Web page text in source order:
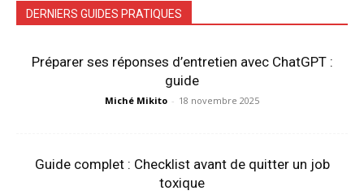
DERNIERS GUIDES PRATIQUES
Préparer ses réponses d’entretien avec ChatGPT :
guide
Miché Mikito - 18 novembre 2025
Guide complet : Checklist avant de quitter un job
toxique